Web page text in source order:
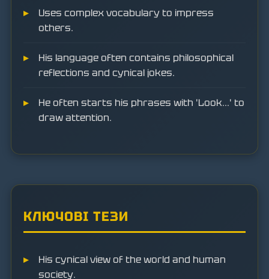
Uses complex vocabulary to impress
others.
His language often contains philosophical
reflections and cynical jokes.
He often starts his phrases with 'Look...' to
draw attention.
КЛЮЧОВІ ТЕЗИ
His cynical view of the world and human
society.